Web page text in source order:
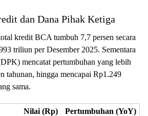
dan Dana Pihak Ketiga
kredit BCA tumbuh 7,7 persen secara
triliun per Desember 2025. Sementara
mencatat pertumbuhan yang lebih
tahunan, hingga mencapai Rp1.249
sama.
Nilai (Rp)
Pertumbuhan (YoY)